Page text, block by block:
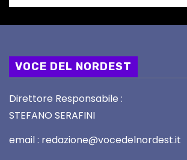
VOCE DEL NORDEST
Direttore Responsabile :
STEFANO SERAFINI
email : redazione@vocedelnordest.it